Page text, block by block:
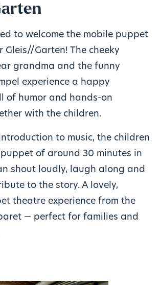
to welcome the mobile puppet
Gleis//Garten! The cheeky
grandma and the funny
experience a happy
of humor and hands-on
with the children.
to music, the children
of around 30 minutes in
shout loudly, laugh along and
to the story. A lovely,
theatre experience from the
— perfect for families and